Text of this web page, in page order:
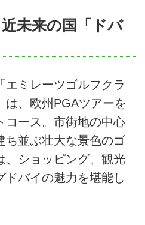
未来の国「ドバ
エミレーツゴルフクラ
は、欧州PGAツアーを
コース。市街地の中心
ち並ぶ壮大な景色のゴ
、ショッピング、観光
ドバイの魅力を堪能し